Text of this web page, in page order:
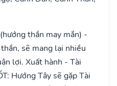
thần may mắn) -
sẽ mang lại nhiều
lợi. Xuất hành - Tài
Hướng Tây sẽ gặp Tài